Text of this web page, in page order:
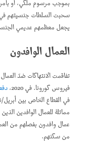
سحبت السلطات جنسيتهم في
يجعل معظمهم عديمي
العمال الوافدون
تفاقمت الانتهاكات ضدّ
فيروس كورونا. في 2020،
في القطاع الخاص بين أبريل/
مماثلة للعمال الوافدين
عمال وافدون بفصلهم من
من سكنهم.